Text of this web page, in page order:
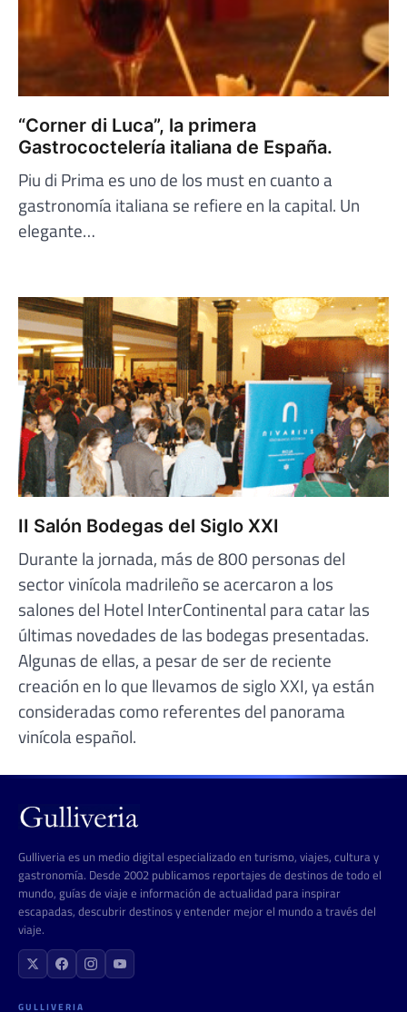
“Corner di Luca”, la primera
Gastrococtelería italiana de España.
Piu di Prima es uno de los must en cuanto a
gastronomía italiana se refiere en la capital. Un
elegante…
II Salón Bodegas del Siglo XXI
Durante la jornada, más de 800 personas del
sector vinícola madrileño se acercaron a los
salones del Hotel InterContinental para catar las
últimas novedades de las bodegas presentadas.
Algunas de ellas, a pesar de ser de reciente
creación en lo que llevamos de siglo XXI, ya están
consideradas como referentes del panorama
vinícola español.
Gulliveria es un medio digital especializado en turismo, viajes, cultura y
gastronomía. Desde 2002 publicamos reportajes de destinos de todo el
mundo, guías de viaje e información de actualidad para inspirar
escapadas, descubrir destinos y entender mejor el mundo a través del
viaje.
GULLIVERIA